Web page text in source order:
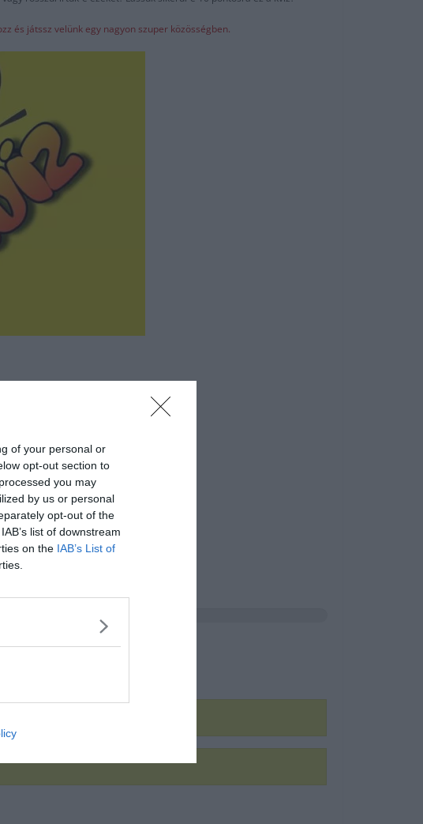
of your personal or
opt-out section to
you may
by us or personal
opt-out of the
list of downstream
on the IAB’s List of
és játssz velünk egy nagyon szuper közösségben.